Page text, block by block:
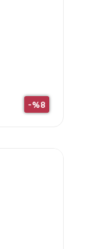
-%8